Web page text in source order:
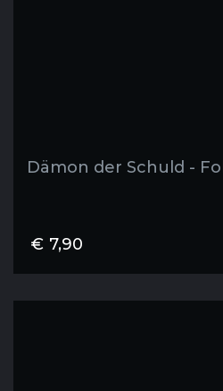
Dämon der Schuld -
€ 7,90